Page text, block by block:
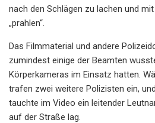
nach den Schlägen zu lachen und
„prahlen“.
Das Filmmaterial und andere
zumindest einige der Beamten
Körperkameras im Einsatz hatten.
trafen zwei weitere Polizisten ein,
tauchte im Video ein leitender
auf der Straße lag.